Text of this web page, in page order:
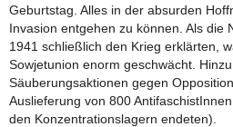
Geburtstag. Alles in der absurden
Invasion entgehen zu können. Als die
1941 schließlich den Krieg erklärten,
Sowjetunion enorm geschwächt.
Säuberungsaktionen gegen
Auslieferung von 800
den Konzentrationslagern endeten).